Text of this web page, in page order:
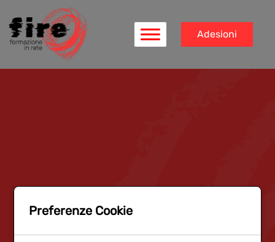
Adesioni
Preferenze Cookie